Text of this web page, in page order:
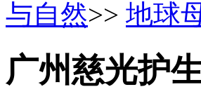
与自然>> 地球
广州慈光护